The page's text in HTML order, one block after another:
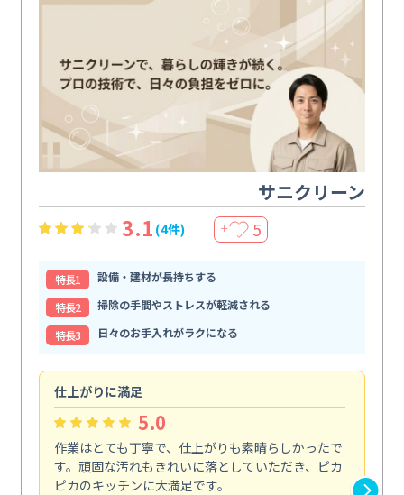
サニクリーン
3.1 (4件) ＋ 5
特⻑1
設備・建材が長持ちする
特⻑2
掃除の手間やストレスが軽減される
特⻑3
日々のお手入れがラクになる
仕上がりに満足
5.0
作業はとても丁寧で、仕上がりも素晴らしかったで
す。頑固な汚れもきれいに落としていただき、ピカ
ピカのキッチンに大満足です。